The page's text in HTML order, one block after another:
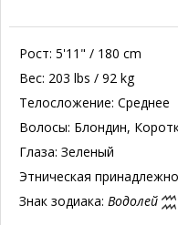
Рост: 5'11" / 180 cm
Вес: 203 lbs / 92 kg
Телосложение: Среднее
Волосы: Блондин,
Глаза: Зеленый
Этническая
Знак зодиака: Водолей